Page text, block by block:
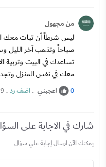
من مجهول
ليس شرطاً أن تبات معك
صباحاً وتذهب آخر الليل
تساعدك في البيت وتربية
معك في نفس المنزل
0 اعجبني .اضف رد.
شارك في الاجابة على
يمكنك الآن ارسال إجابة علي سؤال